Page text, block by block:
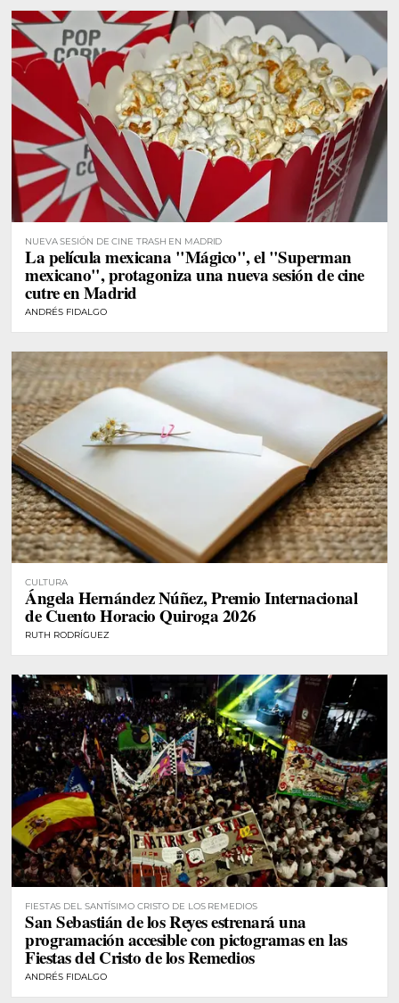
NUEVA SESIÓN DE CINE TRASH EN MADRID
La película mexicana "Mágico", el "Superman
mexicano", protagoniza una nueva sesión de cine
cutre en Madrid
ANDRÉS FIDALGO
CULTURA
Ángela Hernández Núñez, Premio Internacional
de Cuento Horacio Quiroga 2026
RUTH RODRÍGUEZ
FIESTAS DEL SANTÍSIMO CRISTO DE LOS REMEDIOS
San Sebastián de los Reyes estrenará una
programación accesible con pictogramas en las
Fiestas del Cristo de los Remedios
ANDRÉS FIDALGO